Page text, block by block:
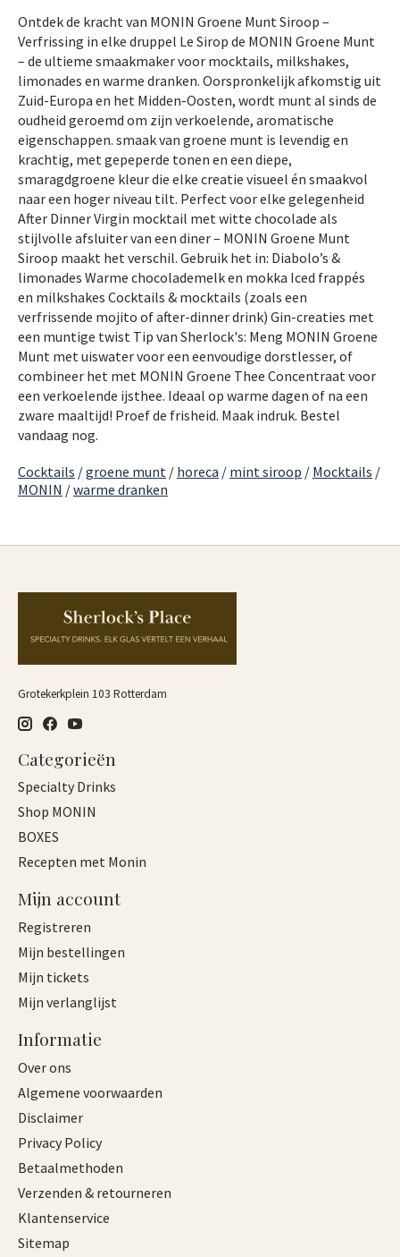
Ontdek de kracht van MONIN Groene Munt Siroop –
Verfrissing in elke druppel Le Sirop de MONIN Groene Munt
– de ultieme smaakmaker voor mocktails, milkshakes,
limonades en warme dranken. Oorspronkelijk afkomstig uit
Zuid-Europa en het Midden-Oosten, wordt munt al sinds de
oudheid geroemd om zijn verkoelende, aromatische
eigenschappen. smaak van groene munt is levendig en
krachtig, met gepeperde tonen en een diepe,
smaragdgroene kleur die elke creatie visueel én smaakvol
naar een hoger niveau tilt. Perfect voor elke gelegenheid
After Dinner Virgin mocktail met witte chocolade als
stijlvolle afsluiter van een diner – MONIN Groene Munt
Siroop maakt het verschil. Gebruik het in: Diabolo’s &
limonades Warme chocolademelk en mokka Iced frappés
en milkshakes Cocktails & mocktails (zoals een
verfrissende mojito of after-dinner drink) Gin-creaties met
een muntige twist Tip van Sherlock's: Meng MONIN Groene
Munt met uiswater voor een eenvoudige dorstlesser, of
combineer het met MONIN Groene Thee Concentraat voor
een verkoelende ijsthee. Ideaal op warme dagen of na een
zware maaltijd! Proef de frisheid. Maak indruk. Bestel
vandaag nog.
Cocktails /groene munt / horeca / mint siroop / Mocktails /
MONIN /warme dranken
Grotekerkplein 103 Rotterdam
Categorieën
Specialty Drinks
Shop MONIN
BOXES
Recepten met Monin
Mijn account
Registreren
Mijn bestellingen
Mijn tickets
Mijn verlanglijst
Informatie
Over ons
Algemene voorwaarden
Disclaimer
Privacy Policy
Betaalmethoden
Verzenden & retourneren
Klantenservice
Sitemap